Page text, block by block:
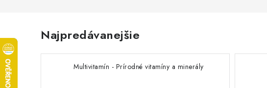
Najpredávanejšie
Multivitamín - Prírodné vitamíny a minerály